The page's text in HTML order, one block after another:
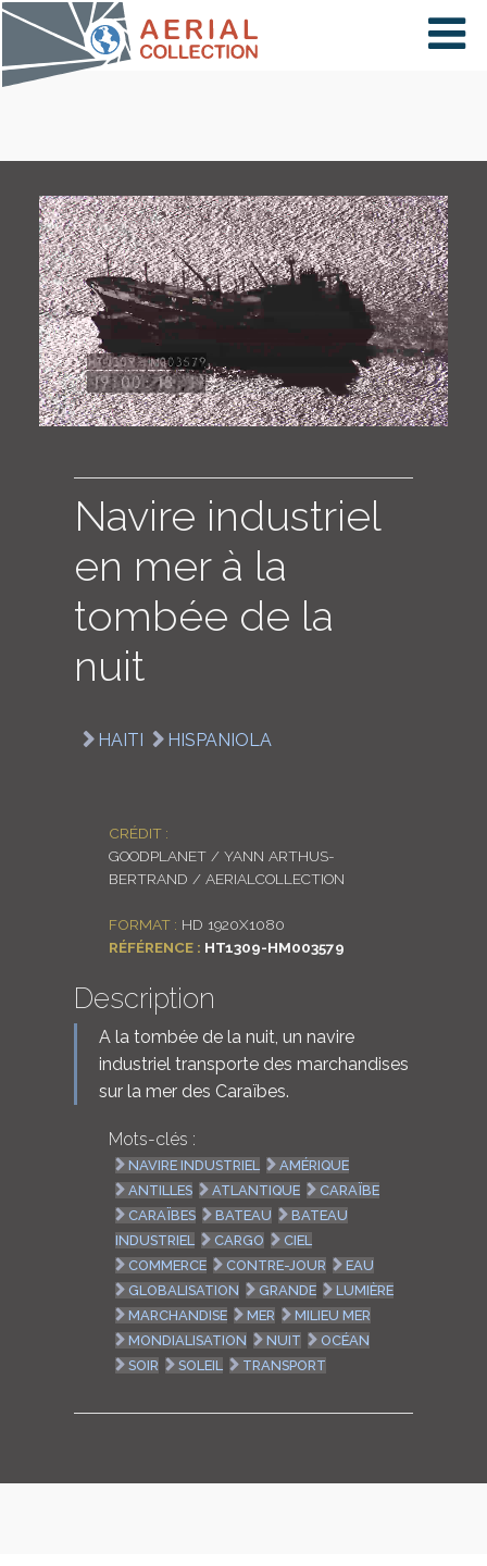
×
PAYS
CARTE
COLLECTIONS
LOGIN
Navire industriel
en mer à la
tombée de la
nuit
HAITI HISPANIOLA
CRÉDIT :
GOODPLANET / YANN ARTHUS-
BERTRAND / AERIALCOLLECTION
FORMAT : HD 1920X1080
RÉFÉRENCE : HT1309-HM003579
Description
A la tombée de la nuit, un navire
industriel transporte des marchandises
sur la mer des Caraïbes.
Mots-clés :
NAVIRE INDUSTRIEL
AMÉRIQUE
ANTILLES
ATLANTIQUE
CARAÏBE
CARAÏBES
BATEAU
BATEAU
INDUSTRIEL
CARGO
CIEL
COMMERCE
CONTRE-JOUR
EAU
GLOBALISATION
GRANDE
LUMIÈRE
MARCHANDISE
MER
MILIEU MER
MONDIALISATION
NUIT
OCÉAN
SOIR
SOLEIL TRANSPORT